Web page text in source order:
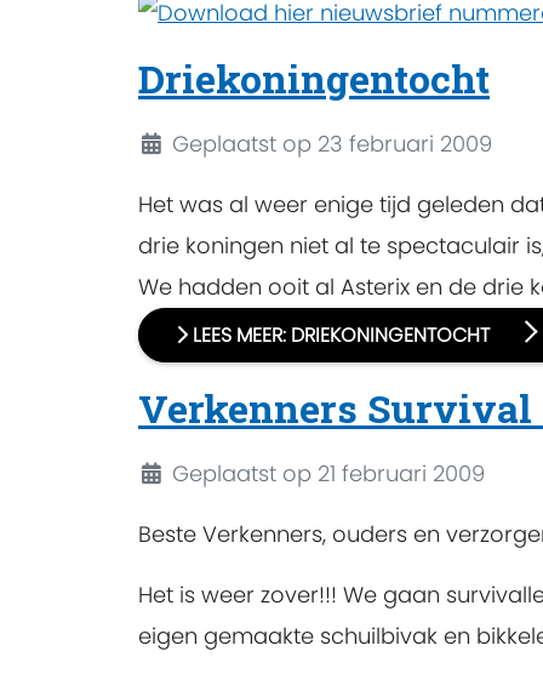
Driekoningentocht
DetailsGeplaatst op 23 februari 2009
Het was al weer enige tijd geleden
drie koningen niet al te spectaculair
We hadden ooit al Asterix en de drie
LEES MEER: DRIEKONINGENTOCHT
Verkenners Survival
DetailsGeplaatst op 21 februari 2009
Beste Verkenners, ouders en
Het is weer zover!!! We gaan
eigen gemaakte schuilbivak en